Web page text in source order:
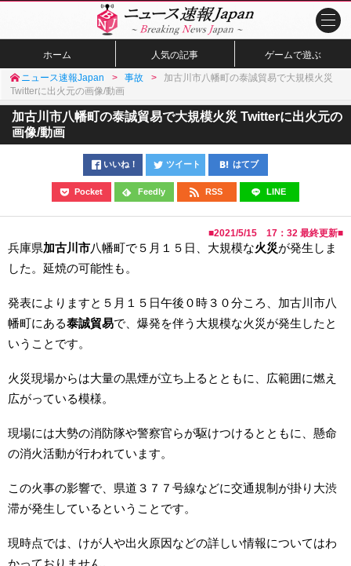
ホーム 人気の記事 ゲームで遊ぶ
ニュース速報Japan 事故
加古川市八幡町の泰誠貿易で大規模火災
Twitterに出火元の画像/動画
加古川市八幡町の泰誠貿易で大規模火災 Twitterに出火元の
画像/動画
いいね！ ツイート はてブ
Pocket Feedly RSS LINE
■2021/5/15 17：32 最終更新■
兵庫県加古川市八幡町で５月１５日、大規模な火災が発生しま
した。延焼の可能性も。
発表によりますと５月１５日午後０時３０分ころ、加古川市八
幡町にある泰誠貿易で、爆発を伴う大規模な火災が発生したと
いうことです。
火災現場からは大量の黒煙が立ち上るとともに、広範囲に燃え
広がっている模様。
現場には大勢の消防隊や警察官らが駆けつけるとともに、懸命
の消火活動が行われています。
この火事の影響で、県道３７７号線などに交通規制が掛り大渋
滞が発生しているということです。
現時点では、けが人や出火原因などの詳しい情報についてはわ
かっておりません。